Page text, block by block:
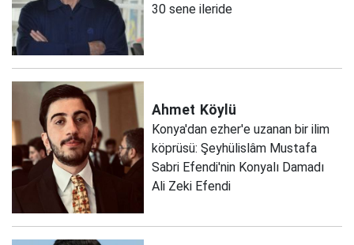
30 sene ileride
Ahmet Köylü
Konya'dan ezher'e uzanan bir ilim
köprüsü: Şeyhülislâm Mustafa
Sabri Efendi'nin Konyalı Damadı
Ali Zeki Efendi